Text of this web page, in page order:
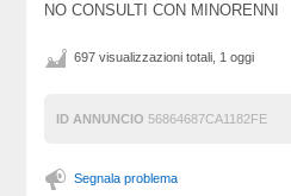
NO CONSULTI CON MINORENNI
697 visualizzazioni totali, 1 oggi
ID ANNUNCIO 56864687CA1182FE
Segnala problema